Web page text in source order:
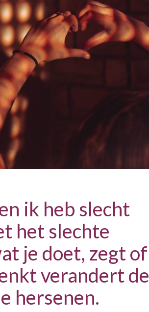
ik heb slecht
het slechte
je doet, zegt of
verandert de
hersenen.